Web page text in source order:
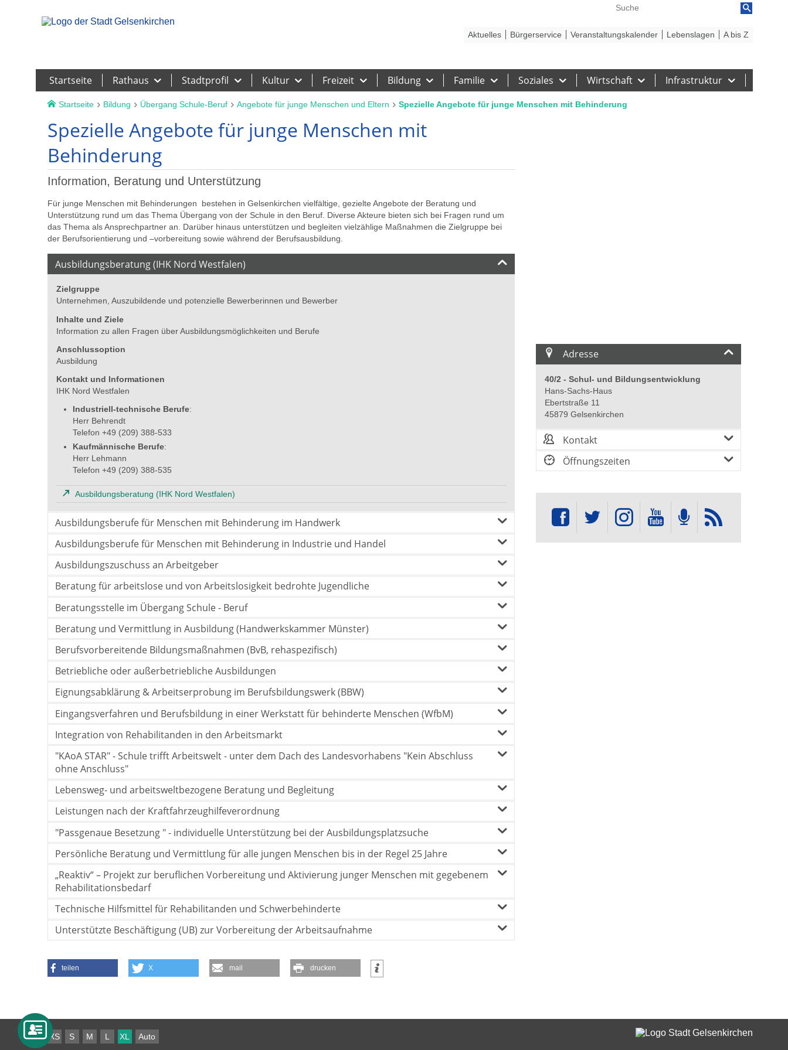
Startseite Rathaus Stadtprofil Kultur Freizeit Bildung Familie Soziales Wirtschaft Infrastruktur
Aktuelles Bürgerservice Veranstaltungskalender Lebenslagen A bis Z
Startseite Bildung Übergang Schule-Beruf Angebote für junge Menschen und Eltern Spezielle Angebote für junge Menschen mit Behinderung
Spezielle Angebote für junge Menschen mit
Behinderung
Information, Beratung und Unterstützung
Für junge Menschen mit Behinderungen bestehen in Gelsenkirchen vielfältige, gezielte Angebote der Beratung und
Unterstützung rund um das Thema Übergang von der Schule in den Beruf. Diverse Akteure bieten sich bei Fragen rund um
das Thema als Ansprechpartner an. Darüber hinaus unterstützen und begleiten vielzählige Maßnahmen die Zielgruppe bei
der Berufsorientierung und –vorbereitung sowie während der Berufsausbildung.
Ausbildungsberatung (IHK Nord Westfalen)
Zielgruppe
Unternehmen, Auszubildende und potenzielle Bewerberinnen und Bewerber
Inhalte und Ziele
Information zu allen Fragen über Ausbildungsmöglichkeiten und Berufe
Anschlussoption
Ausbildung
Kontakt und Informationen
IHK Nord Westfalen
Industriell-technische Berufe:
Herr Behrendt
Telefon +49 (209) 388-533
Kaufmännische Berufe:
Herr Lehmann
Telefon +49 (209) 388-535
Ausbildungsberatung (IHK Nord Westfalen)
Ausbildungsberufe für Menschen mit Behinderung im Handwerk
Ausbildungsberufe für Menschen mit Behinderung in Industrie und Handel
Ausbildungszuschuss an Arbeitgeber
Beratung für arbeitslose und von Arbeitslosigkeit bedrohte Jugendliche
Beratungsstelle im Übergang Schule - Beruf
Beratung und Vermittlung in Ausbildung (Handwerkskammer Münster)
Berufsvorbereitende Bildungsmaßnahmen (BvB, rehaspezifisch)
Betriebliche oder außerbetriebliche Ausbildungen
Eignungsabklärung & Arbeitserprobung im Berufsbildungswerk (BBW)
Eingangsverfahren und Berufsbildung in einer Werkstatt für behinderte Menschen (WfbM)
Integration von Rehabilitanden in den Arbeitsmarkt
"KAoA STAR" - Schule trifft Arbeitswelt - unter dem Dach des Landesvorhabens "Kein Abschluss
ohne Anschluss"
Lebensweg- und arbeitsweltbezogene Beratung und Begleitung
Leistungen nach der Kraftfahrzeughilfeverordnung
"Passgenaue Besetzung " - individuelle Unterstützung bei der Ausbildungsplatzsuche
Persönliche Beratung und Vermittlung für alle jungen Menschen bis in der Regel 25 Jahre
„Reaktiv“ – Projekt zur beruflichen Vorbereitung und Aktivierung junger Menschen mit gegebenem
Rehabilitationsbedarf
Technische Hilfsmittel für Rehabilitanden und Schwerbehinderte
Unterstützte Beschäftigung (UB) zur Vorbereitung der Arbeitsaufnahme
teilen X mail drucken
Adresse
40/2 - Schul- und Bildungsentwicklung
Hans-Sachs-Haus
Ebertstraße 11
45879 Gelsenkirchen
Kontakt
Öffnungszeiten
XS S M L XL Auto